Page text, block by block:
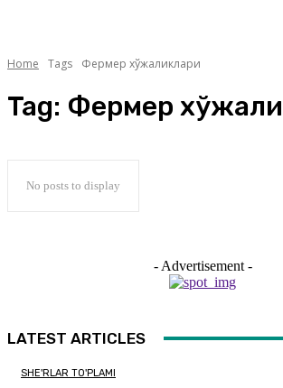
Home Tags Фермер хўжаликлари
Tag: Фермер
No posts to display
- Advertisement -
LATEST ARTICLES
SHE'RLAR TO'PLAMI